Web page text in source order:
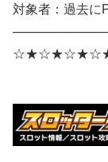
対象者：過去に